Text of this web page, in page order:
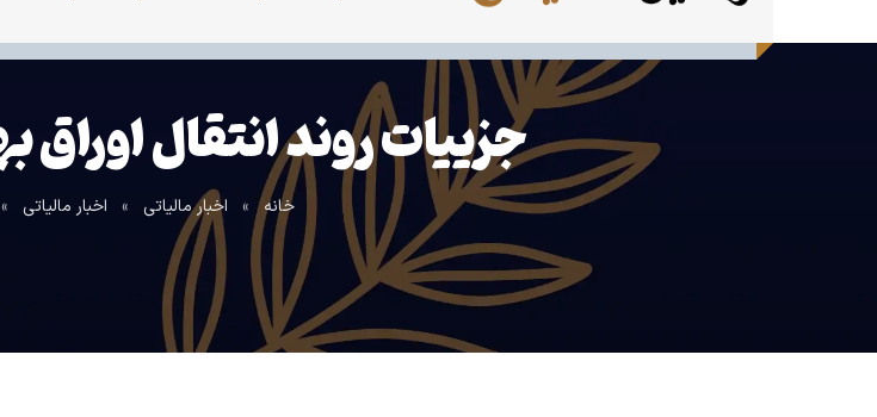
جزییات روند انتقال اوراق
خانه » اخبار مالیاتی » اخبار مالیاتی »